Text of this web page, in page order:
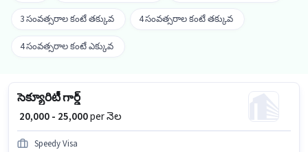
3 సంవత్సరాల కంటే తక్కువ 4 సంవత్సరాల కంటే తక్కువ
4 సంవత్సరాల కంటే ఎక్కువ
సెక్యూరిటీ గార్డ్
₹ 20,000 - 25,000per నెల
Speedy Visa